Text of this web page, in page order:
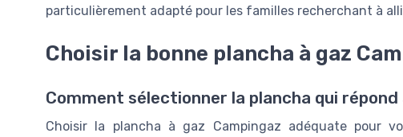
particulièrement adapté pour les familles recherchant à
Choisir la bonne plancha à gaz
Comment sélectionner la plancha qui répond
Choisir la plancha à gaz Campingaz adéquate pour